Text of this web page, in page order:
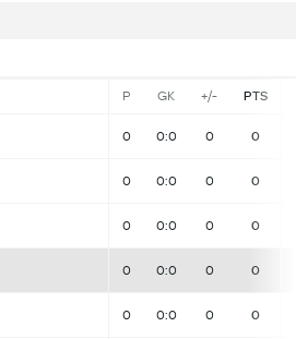
P GK +/- PTS
0 0:0 0 0
0 0:0 0 0
0 0:0 0 0
0 0:0 0 0
0 0:0 0 0